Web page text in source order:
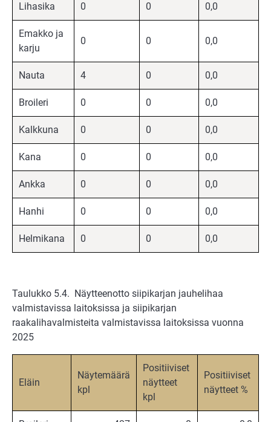
Lihasika 0 0 0,0
Emakko ja
karju
0 0 0,0
Nauta 4 0 0,0
Broileri 0 0 0,0
Kalkkuna 0 0 0,0
Kana 0 0 0,0
Ankka 0 0 0,0
Hanhi 0 0 0,0
Helmikana 0 0 0,0
Taulukko 5.4. Näytteenotto siipikarjan jauhelihaa
valmistavissa laitoksissa ja siipikarjan
raakalihavalmisteita valmistavissa laitoksissa vuonna
2025
Eläin
Näytemäärä
kpl
Positiiviset
näytteet
kpl
Positiiviset
näytteet %